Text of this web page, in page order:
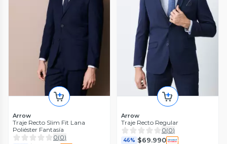
Arrow
Traje Recto Slim Fit Lana
Poliéster Fantasía
0(0)
Arrow
Traje Recto Regular
0(0)
46% $69.990